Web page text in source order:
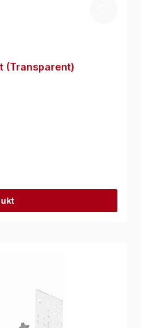
(Transparent)